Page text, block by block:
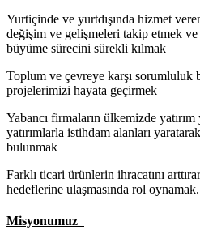
Yurtiçinde ve yurtdışında hizmet
değişim ve gelişmeleri takip etmek
büyüme sürecini sürekli kılmak
Toplum ve çevreye karşı
projelerimizi hayata geçirmek
Yabancı firmaların ülkemizde
yatırımlarla istihdam alanları
bulunmak
Farklı ticari ürünlerin ihracatını
hedeflerine ulaşmasında rol oynamak.
Misyonumuz